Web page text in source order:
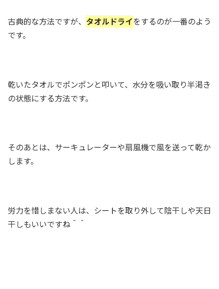
古典的な方法ですが、 タオルドライをするのが一番のよう
です。
乾いたタオルでポンポンと叩いて、水分を吸い取り半渇き
の状態にする方法です。
そのあとは、サーキュレーターや扇風機で風を送って乾か
します。
労力を惜しまない人は、シートを取り外して陰干しや天日
干しもいいですね＾＾